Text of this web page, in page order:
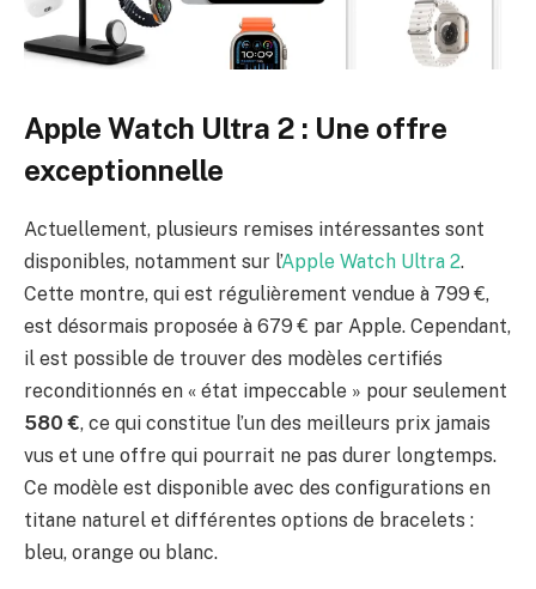
Apple Watch Ultra 2 : Une offre
exceptionnelle
Actuellement, plusieurs remises intéressantes sont
disponibles, notamment sur l’Apple Watch Ultra 2.
Cette montre, qui est régulièrement vendue à 799 €,
est désormais proposée à 679 € par Apple. Cependant,
il est possible de trouver des modèles certifiés
reconditionnés en « état impeccable » pour seulement
580 €, ce qui constitue l’un des meilleurs prix jamais
vus et une offre qui pourrait ne pas durer longtemps.
Ce modèle est disponible avec des configurations en
titane naturel et différentes options de bracelets :
bleu, orange ou blanc.